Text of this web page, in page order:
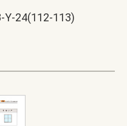
Y-24(112-113)